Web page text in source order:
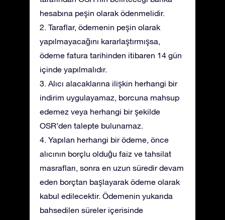
hesabına peşin olarak ödenmelidir.
2. Taraflar, ödemenin peşin olarak
yapılmayacağını kararlaştırmışsa,
ödeme fatura tarihinden itibaren 14 gün
içinde yapılmalıdır.
3. Alıcı alacaklarına ilişkin herhangi bir
indirim uygulayamaz, borcuna mahsup
edemez veya herhangi bir şekilde
OSR’den talepte bulunamaz.
4. Yapılan herhangi bir ödeme, önce
alıcının borçlu olduğu faiz ve tahsilat
masrafları, sonra en uzun süredir devam
eden borçtan başlayarak ödeme olarak
kabul edilecektir. Ödemenin yukarıda
bahsedilen süreler içerisinde